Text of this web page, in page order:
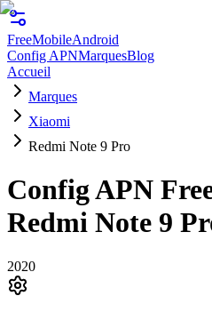
FreeMobileAndroid
Config APNMarquesBlog
Accueil
Marques
Xiaomi
Redmi Note 9 Pro
Config APN
Redmi Note 9
2020